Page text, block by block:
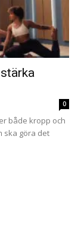
0
både kropp och
ska göra det